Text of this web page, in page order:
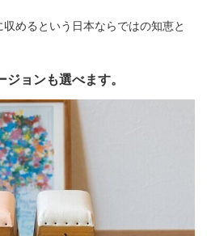
めるという日本ならではの知恵と
ョンも選べます。